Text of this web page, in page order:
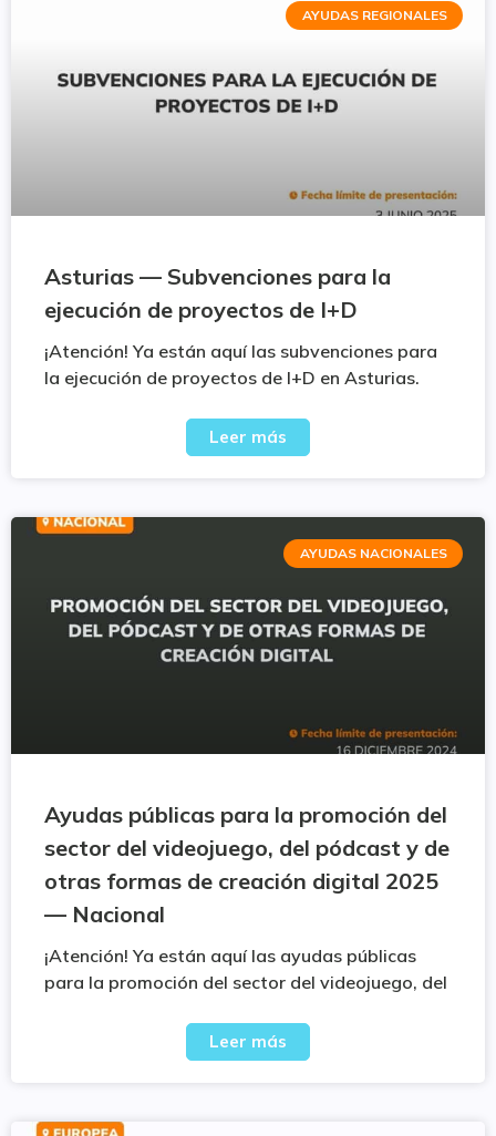
AYUDAS REGIONALES
Asturias — Subvenciones para la
ejecución de proyectos de I+D
¡Atención! Ya están aquí las subvenciones para
la ejecución de proyectos de I+D en Asturias.
Leer más
AYUDAS NACIONALES
Ayudas públicas para la promoción del
sector del videojuego, del pódcast y de
otras formas de creación digital 2025
— Nacional
¡Atención! Ya están aquí las ayudas públicas
para la promoción del sector del videojuego, del
Leer más